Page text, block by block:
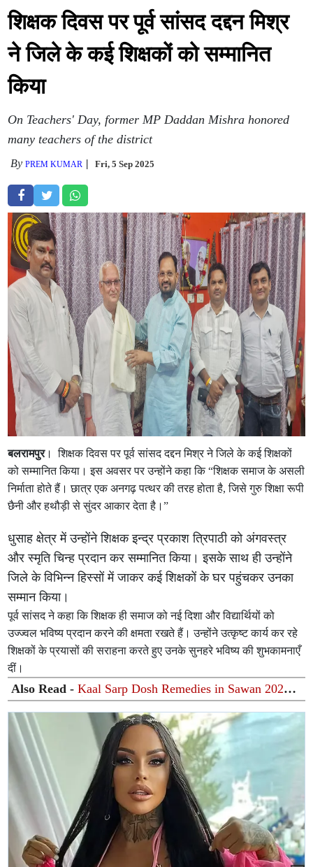
शिक्षक दिवस पर पूर्व सांसद दद्दन मिश्र
ने जिले के कई शिक्षकों को सम्मानित
किया
On Teachers' Day, former MP Daddan Mishra honored
many teachers of the district
ByPREM KUMAR Fri, 5 Sep 2025
बलरामपुर। शिक्षक दिवस पर पूर्व सांसद दद्दन मिश्र ने जिले के कई शिक्षकों
को सम्मानित किया। इस अवसर पर उन्होंने कहा कि “शिक्षक समाज के असली
निर्माता होते हैं। छात्र एक अनगढ़ पत्थर की तरह होता है, जिसे गुरु शिक्षा रूपी
छैनी और हथौड़ी से सुंदर आकार देता है।”
धुसाह क्षेत्र में उन्होंने शिक्षक इन्द्र प्रकाश त्रिपाठी को अंगवस्त्र
और स्मृति चिन्ह प्रदान कर सम्मानित किया। इसके साथ ही उन्होंने
जिले के विभिन्न हिस्सों में जाकर कई शिक्षकों के घर पहुंचकर उनका
सम्मान किया।
पूर्व सांसद ने कहा कि शिक्षक ही समाज को नई दिशा और विद्यार्थियों को
उज्ज्वल भविष्य प्रदान करने की क्षमता रखते हैं। उन्होंने उत्कृष्ट कार्य कर रहे
शिक्षकों के प्रयासों की सराहना करते हुए उनके सुनहरे भविष्य की शुभकामनाएँ
दीं।
Also Read -Kaal Sarp Dosh Remedies in Sawan 2026:
सावन में कालसर्प दोष से मुक्ति दिलाएंगे ये 5 अचूक उपाय, जीवन में
लौटेंगी खुशियां